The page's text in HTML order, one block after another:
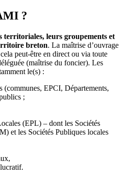
?
territoriales, leurs groupements et
breton. La maîtrise d’ouvrage
peut-être en direct ou via toute
(maîtrise du foncier). Les
le(s) :
(communes, EPCI, Départements,
;
(EPL) – dont les Sociétés
et les Sociétés Publiques locales